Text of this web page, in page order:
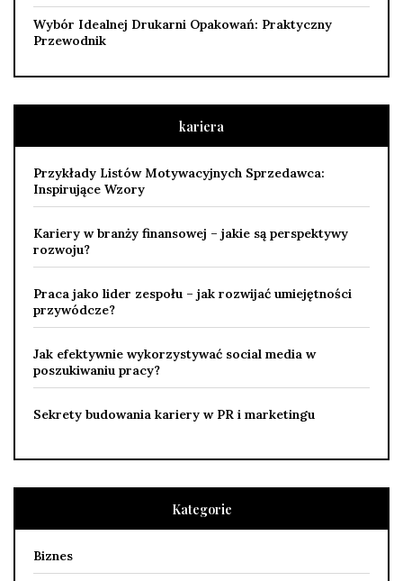
Wybór Idealnej Drukarni Opakowań: Praktyczny
Przewodnik
kariera
Przykłady Listów Motywacyjnych Sprzedawca:
Inspirujące Wzory
Kariery w branży finansowej – jakie są perspektywy
rozwoju?
Praca jako lider zespołu – jak rozwijać umiejętności
przywódcze?
Jak efektywnie wykorzystywać social media w
poszukiwaniu pracy?
Sekrety budowania kariery w PR i marketingu
Kategorie
Biznes